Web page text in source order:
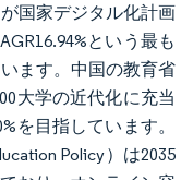
国家デジタル化計画
という最も
ます。中国の教育省
大学の近代化に充当
を目指しています。
Policy）は2035